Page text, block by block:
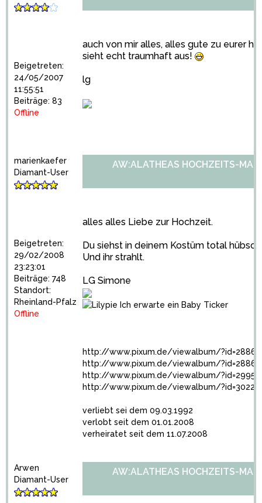
Beigetreten:
24/05/2007
11:55:51
Beiträge: 83
Offline
auch von mir alles, alles gute zu eurer
sieht echt traumhaft aus!
lg
marienkaefer
Diamant-User
Beigetreten:
29/02/2008
23:23:01
Beiträge: 748
Standort:
Rheinland-Pfalz
Offline
AW:ALATHEAS HOCHZEITS-
alles alles Liebe zur Hochzeit.
Du siehst in deinem Kostüm total hübsch
Und ihr strahlt.
LG Simone
http://www.pixum.de/viewalbum/
http://www.pixum.de/viewalbum/
http://www.pixum.de/viewalbum/
http://www.pixum.de/viewalbum/
verliebt sei dem 09.03.1992
verlobt seit dem 01.01.2008
verheiratet seit dem 11.07.2008
Arwen
Diamant-User
AW:ALATHEAS HOCHZEITS-